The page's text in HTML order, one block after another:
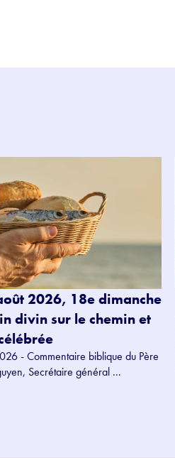
2026, 18e dimanche
divin sur le chemin et
- Commentaire biblique du Père
Secrétaire général ...